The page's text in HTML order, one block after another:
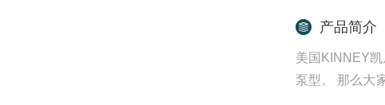
产品简介
美国KINNEY
泵型。 那么大